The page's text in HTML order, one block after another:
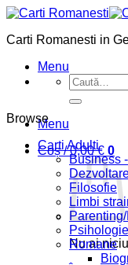
Skip
content
Carti Romanesti in
Menu
Caută
după:
Menu
Coș /0,00€ 0
Nu ai
Browse
Carti Adulti
Business
Filosofie
Limbi
Romane